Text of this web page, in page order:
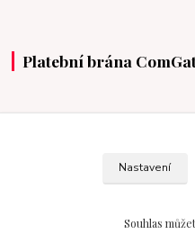
Platební brána
https://www.comgate.cz/
Nastavení
Souhlas